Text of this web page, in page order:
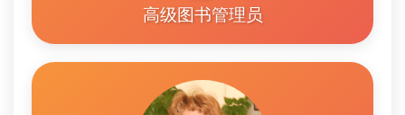
高级图书管理员